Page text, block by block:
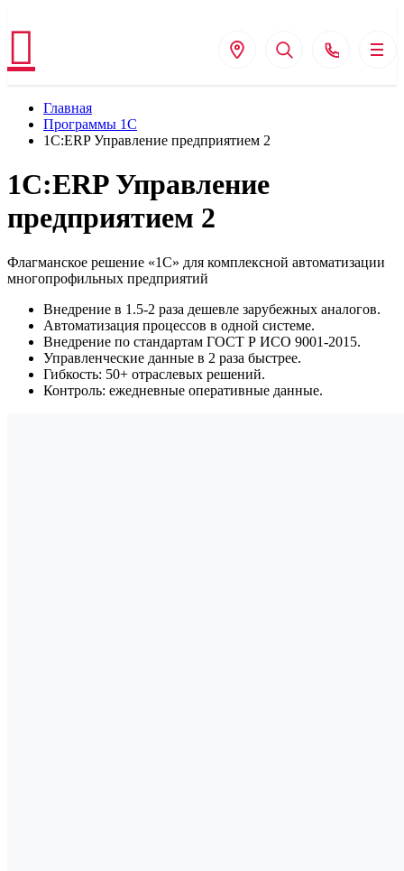
Главная
Программы 1С
1С:ERP Управление предприятием 2
1С:ERP Управление
предприятием 2
Флагманское решение «1С» для комплексной автоматизации
многопрофильных предприятий
Внедрение в 1.5-2 раза дешевле зарубежных аналогов.
Автоматизация процессов в одной системе.
Внедрение по стандартам ГОСТ Р ИСО 9001-2015.
Управленческие данные в 2 раза быстрее.
Гибкость: 50+ отраслевых решений.
Контроль: ежедневные оперативные данные.